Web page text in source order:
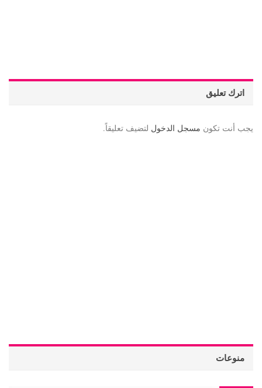
اترك تعليق
يجب أنت تكون مسجل الدخول لتضيف تعليقاً.
منوعات